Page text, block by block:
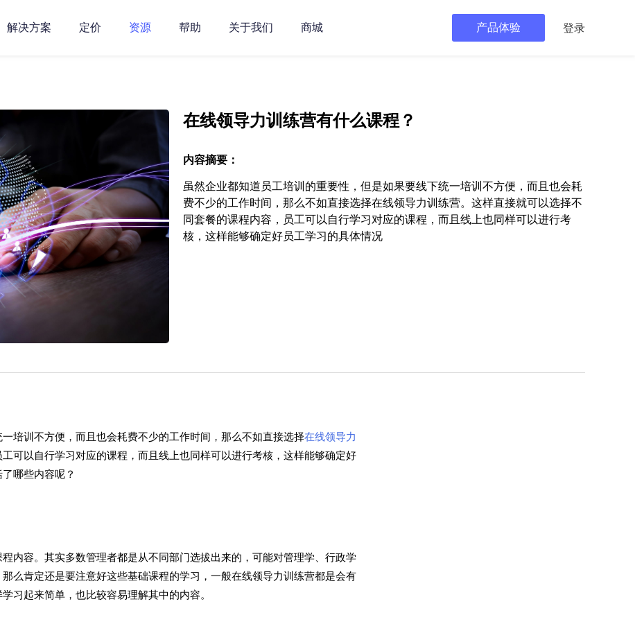
解决方案 定价 资源 帮助 关于我们 商城 产品体验 登录
在线领导力训练营有什么课程？
内容摘要：
虽然企业都知道员工培训的重要性，但是如果要线下统一培训不方便，而且也会耗
费不少的工作时间，那么不如直接选择在线领导力训练营。这样直接就可以选择不
同套餐的课程内容，员工可以自行学习对应的课程，而且线上也同样可以进行考
核，这样能够确定好员工学习的具体情况
培训不方便，而且也会耗费不少的工作时间，那么不如直接选择在线领导力
可以自行学习对应的课程，而且线上也同样可以进行考核，这样能够确定好
哪些内容呢？
内容。其实多数管理者都是从不同部门选拔出来的，可能对管理学、行政学
么肯定还是要注意好这些基础课程的学习，一般在线领导力训练营都是会有
习起来简单，也比较容易理解其中的内容。